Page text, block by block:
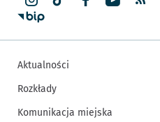
Aktualności
Rozkłady
Komunikacja miejska